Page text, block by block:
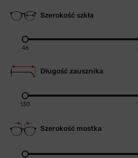
Szerokość szkła
46
Długość zausznika
130
Szerokość mostka